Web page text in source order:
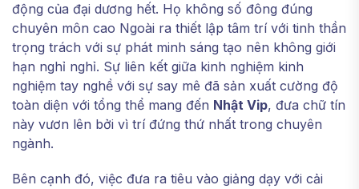
động của đại dương hết. Họ không số đông đúng
chuyên môn cao Ngoài ra thiết lập tâm trí với tinh thần
trọng trách với sự phát minh sáng tạo nên không giới
hạn nghỉ nghỉ. Sự liên kết giữa kinh nghiệm kinh
nghiệm tay nghề với sự say mê đã sản xuất cường độ
toàn diện với tổng thể mang đến Nhật Vip, đưa chữ tín
này vươn lên bởi vì trí đứng thứ nhất trong chuyên
ngành.
Bên cạnh đó, việc đưa ra tiêu vào giảng dạy với cải